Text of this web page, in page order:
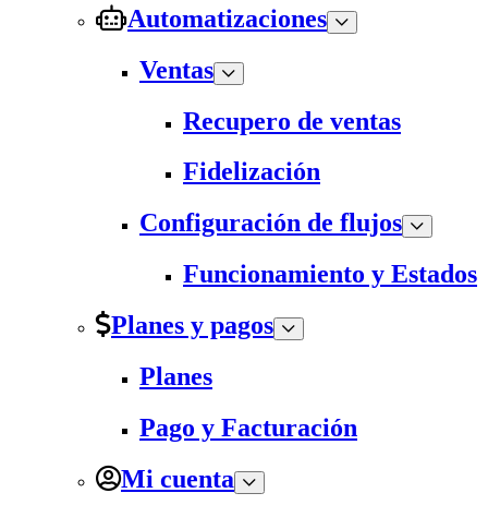
Automatizaciones
Ventas
Recupero de ventas
Fidelización
Configuración de flujos
Funcionamiento y Estados
Planes y pagos
Planes
Pago y Facturación
Mi cuenta